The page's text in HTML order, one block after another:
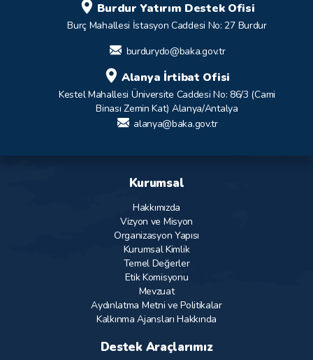
Burdur Yatırım Destek Ofisi
Burç Mahallesi İstasyon Caddesi No: 27 Burdur
burdurydo@baka.gov.tr
Alanya İrtibat Ofisi
Kestel Mahallesi Üniversite Caddesi No: 86/3 (Cami
Binası Zemin Kat) Alanya/Antalya
alanya@baka.gov.tr
Kurumsal
Hakkımızda
Vizyon ve Misyon
Organizasyon Yapısı
Kurumsal Kimlik
Temel Değerler
Etik Komisyonu
Mevzuat
Aydınlatma Metni ve Politikalar
Kalkınma Ajansları Hakkında
Destek Araçlarımız